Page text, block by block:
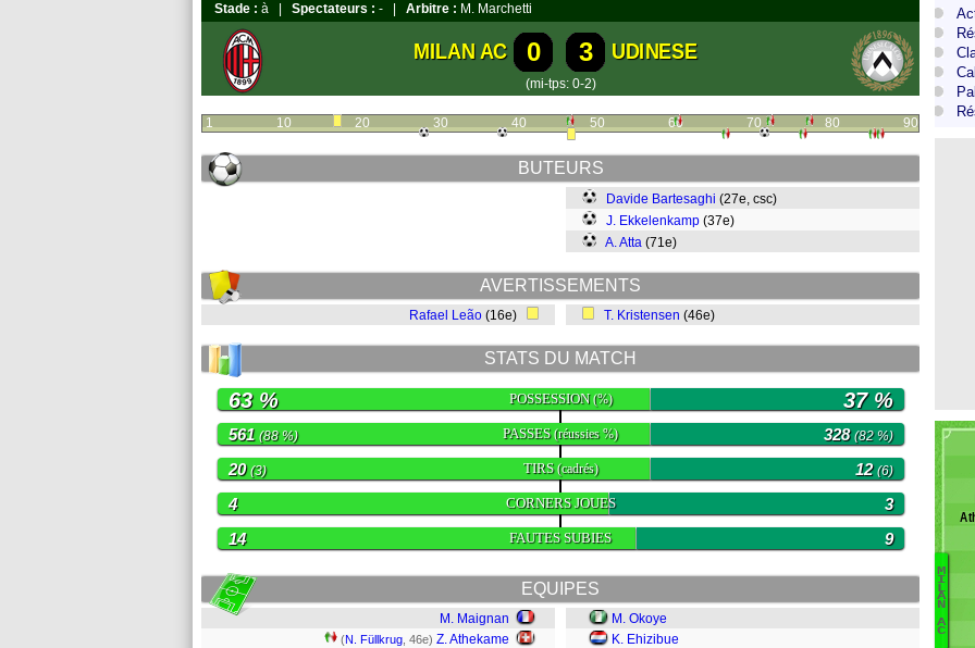
Stade : à | Spectateurs : - | Arbitre : M. Marchetti
MILAN AC 0 3 UDINESE
(mi-tps: 0-2)
1 10 20 30 40 50 60 70 80 90
BUTEURS
Davide Bartesaghi (27e, csc)
J. Ekkelenkamp (37e)
A. Atta (71e)
AVERTISSEMENTS
Rafael Leão (16e) T. Kristensen (46e)
STATS DU MATCH
POSSESSION(%)
63 % 37 %
PASSES(réussies %)
561 (88 %) 328(82 %)
TIRS(cadrés)
20(3) 12(6)
CORNERS JOUES
4 3
FAUTES SUBIES
14 9
EQUIPES
M. Maignan
(N. Füllkrug , 46e) Z. Athekame
M. Okoye
K. Ehizibue
M
I
L
A
N
A
C